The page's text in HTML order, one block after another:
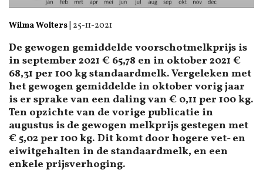
Wilma Wolters 25-11-2021
De gewogen gemiddelde voorschotmelkprijs is
in september 2021 € 65,78 en in oktober 2021 €
68,31 per 100 kg standaardmelk. Vergeleken met
het gewogen gemiddelde in oktober vorig jaar
is er sprake van een daling van € 0,11 per 100 kg.
Ten opzichte van de vorige publicatie in
augustus is de gewogen melkprijs gestegen met
€ 5,02 per 100 kg. Dit komt door hogere vet- en
eiwitgehalten in de standaardmelk, en een
enkele prijsverhoging.